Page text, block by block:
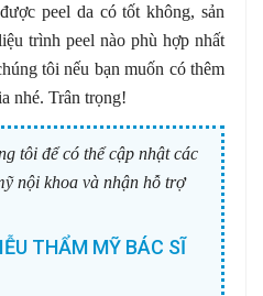
peel da có tốt không, sản
trình peel nào phù hợp nhất
tôi nếu bạn muốn có thêm
nhé. Trân trọng!
tôi để có thể cập nhật các
nội khoa và nhận hỗ trợ
THẨM MỸ BÁC SĨ